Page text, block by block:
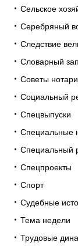
Сельское
Серебряный
Следствие
Словарный
Советы
Социальный
Спецвыпуски
Специальные
Специальный
Спецпроекты
Спорт
Судебные
Тема недели
Трудовые